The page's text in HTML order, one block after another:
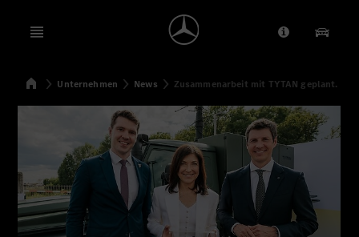
Open menu Anbieter/
SuchenStartseite
Unternehmen News Zusammenarbeit mit TYTAN geplant.